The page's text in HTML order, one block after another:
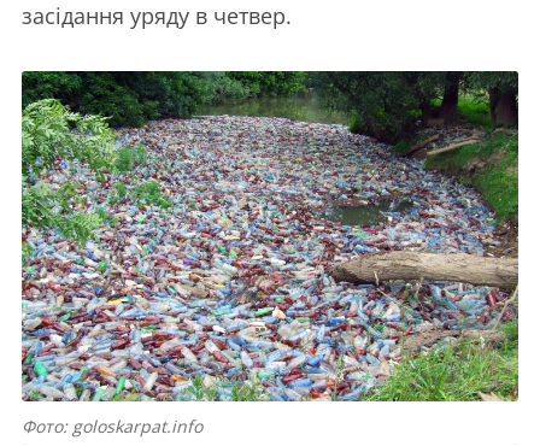
засідання уряду в четвер.
Фото: goloskarpat.info